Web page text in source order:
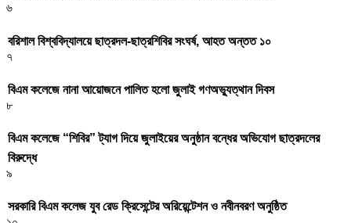
৬
বরিশাল বিশ্ববিদ্যালয়ে ছাত্রদল-ছাত্রশিবির সংঘর্ষ, আহত অন্তত ১০
৭
বিএম কলেজে নানা আয়োজনে পালিত হলো জুলাই গণঅভ্যুত্থান দিবস
৮
বিএম কলেজে “শিবির” ট্যাগ দিয়ে জুলাইয়ের অনুষ্ঠান বন্ধের অভিযোগ ছাত্রদলের
বিরুদ্ধে
৯
সরকারি বিএম কলেজ যুব রেড ক্রিসেন্টের অরিয়েন্টেশন ও নবীনবরণ অনুষ্ঠিত